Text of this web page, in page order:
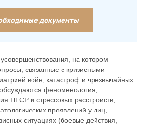
документы
на котором
связанные с кризисными
войн, катастроф и чрезвычайных
феноменология,
ПТСР и стрессовых расстройств,
проявлений у лиц,
ситуациях (боевые действия,